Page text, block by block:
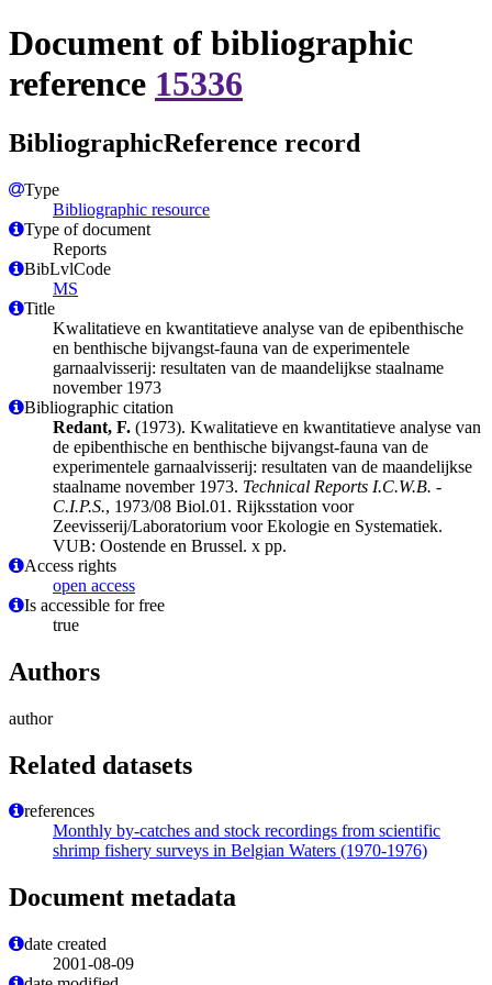
Document of bibliographic
reference 15336
BibliographicReference record
Type
Bibliographic resource
Type of document
Reports
BibLvlCode
MS
Title
Kwalitatieve en kwantitatieve analyse van de epibenthische
en benthische bijvangst-fauna van de experimentele
garnaalvisserij: resultaten van de maandelijkse staalname
november 1973
Bibliographic citation
Redant, F. (1973). Kwalitatieve en kwantitatieve analyse van
de epibenthische en benthische bijvangst-fauna van de
experimentele garnaalvisserij: resultaten van de maandelijkse
staalname november 1973. Technical Reports I.C.W.B. -
C.I.P.S., 1973/08 Biol.01. Rijksstation voor
Zeevisserij/Laboratorium voor Ekologie en Systematiek.
VUB: Oostende en Brussel. x pp.
Access rights
open access
Is accessible for free
true
Authors
author
Related datasets
references
Monthly by-catches and stock recordings from scientific
shrimp fishery surveys in Belgian Waters (1970-1976)
Document metadata
date created
2001-08-09